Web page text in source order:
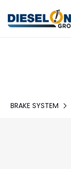
BRAKE SYSTEM